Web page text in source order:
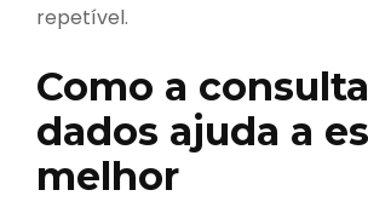
repetível.
Como a
dados ajuda a
melhor